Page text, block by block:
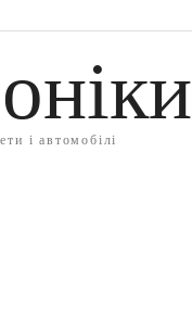
і автомобілі